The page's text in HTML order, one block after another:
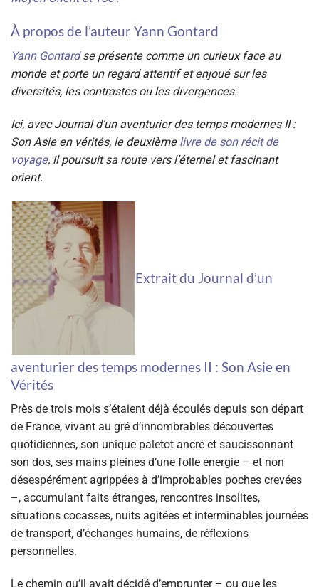
À propos de l’auteur Yann Gontard
Yann Gontardse présente comme un curieux face au
monde et porte un regard attentif et enjoué sur les
diversités, les contrastes ou les divergences.
Ici, avec Journal d’un aventurier des temps modernes II :
Son Asie en vérités, le deuxième livre de son récit de
voyage, il poursuit sa route vers l’éternel et fascinant
orient.
Extrait du Journal d’un
aventurier des temps modernes II : Son Asie en
Vérités
Près de trois mois s’étaient déjà écoulés depuis son départ
de France, vivant au gré d’innombrables découvertes
quotidiennes, son unique paletot ancré et saucissonnant
son dos, ses mains pleines d’une folle énergie – et non
désespérément agrippées à d’improbables poches crevées
–, accumulant faits étranges, rencontres insolites,
situations cocasses, nuits agitées et interminables journées
de transport, d’échanges humains, de réflexions
personnelles.
Le chemin qu’il avait décidé d’emprunter – ou que les